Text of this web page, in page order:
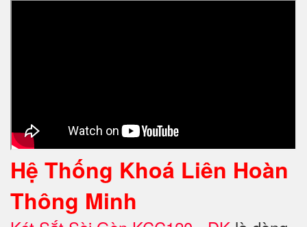
Hệ Thống Khoá Liên Hoàn
Thông Minh